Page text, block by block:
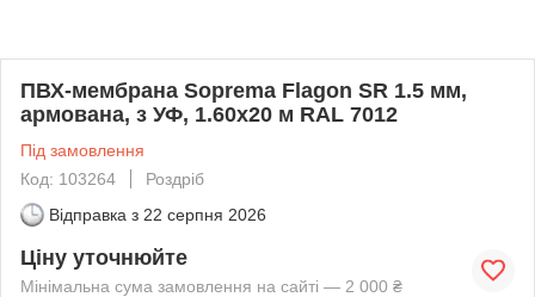
ПВХ-мембрана Soprema Flagon SR 1.5 мм,
армована, з УФ, 1.60х20 м RAL 7012
Під замовлення
Код: 103264
Роздріб
Відправка з 22 серпня 2026
Ціну уточнюйте
Мінімальна сума замовлення на сайті — 2 000 ₴